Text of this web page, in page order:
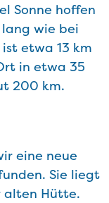
Sonne hoffen
wie bei
etwa 13 km
in etwa 35
200 km.
eine neue
Sie liegt
alten Hütte.